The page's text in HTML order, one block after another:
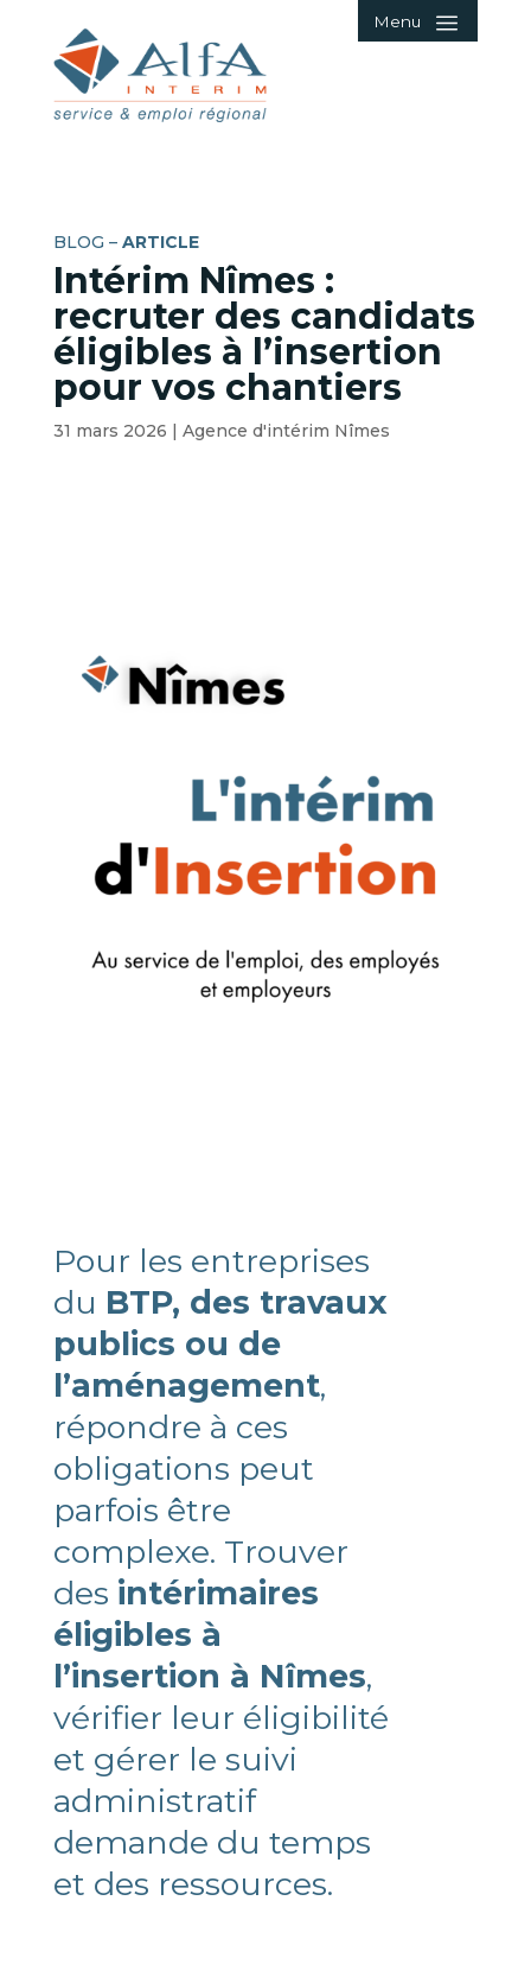
Menu
BLOG – ARTICLE
Intérim Nîmes :
recruter des candidats
éligibles à l’insertion
pour vos chantiers
31 mars 2026 Agence d'intérim Nîmes
Pour les entreprises
du BTP, des travaux
publics ou de
l’aménagement,
répondre à ces
obligations peut
parfois être
complexe. Trouver
des intérimaires
éligibles à
l’insertion à Nîmes,
vérifier leur éligibilité
et gérer le suivi
administratif
demande du temps
et des ressources.